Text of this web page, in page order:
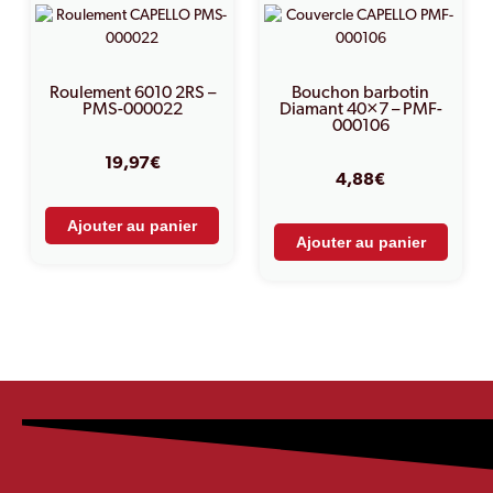
Roulement 6010 2RS –
PMS-000022
19,97€
Ajouter au panier
Bouchon barbotin
Diamant 40×7 – PMF-
000106
4,88€
Ajouter au panier